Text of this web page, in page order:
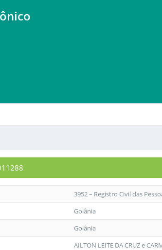
3952 – Registro Civil das
Goiânia
Goiânia
AILTON LEITE DA CRUZ e